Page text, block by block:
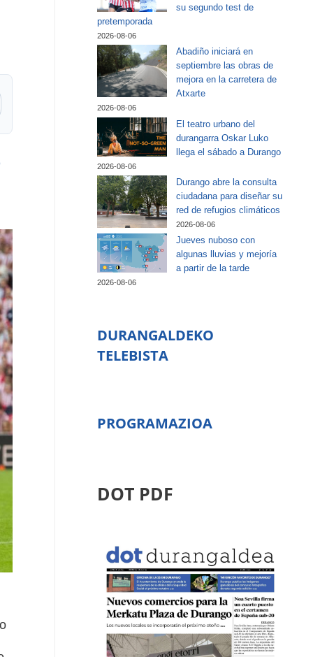
su segundo test de
pretemporada
2026-08-06
Abadiño iniciará en
septiembre las obras de
mejora en la carretera de
Atxarte
2026-08-06
El teatro urbano del
durangarra Oskar Luko
llega el sábado a Durango
2026-08-06
Durango abre la consulta
ciudadana para diseñar su
red de refugios climáticos
2026-08-06
Jueves nuboso con
algunas lluvias y mejoría
a partir de la tarde
2026-08-06
DURANGALDEKO
TELEBISTA
PROGRAMAZIOA
DOT PDF